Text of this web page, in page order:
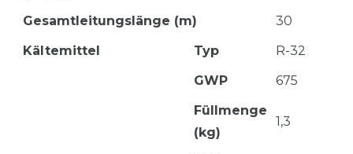
Gesamtleitungslänge (m)
30
Kältemittel
Typ
R-32
GWP
675
Füllmenge
(kg)
1,3